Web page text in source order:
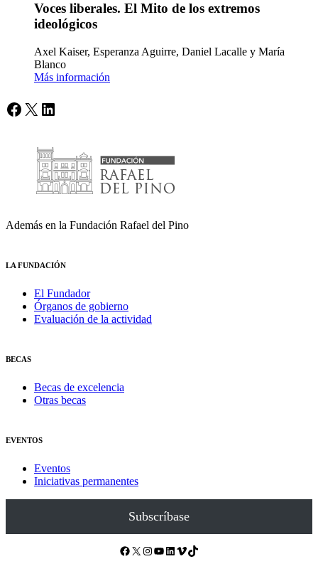
Voces liberales. El Mito de los extremos
ideológicos
Axel Kaiser, Esperanza Aguirre, Daniel Lacalle y María
Blanco
Más información
Facebook
X LinkedIn
Además en la Fundación Rafael del Pino
LA FUNDACIÓN
El Fundador
Órganos de gobierno
Evaluación de la actividad
BECAS
Becas de excelencia
Otras becas
EVENTOS
Eventos
Iniciativas permanentes
Subscríbase
Facebook X Instagram YouTube LinkedIn Vimeo TikTok